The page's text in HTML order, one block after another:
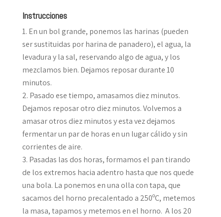
Instrucciones
En un bol grande, ponemos las harinas (pueden
ser sustituidas por harina de panadero), el agua, la
levadura y la sal, reservando algo de agua, y los
mezclamos bien. Dejamos reposar durante 10
minutos.
Pasado ese tiempo, amasamos diez minutos.
Dejamos reposar otro diez minutos. Volvemos a
amasar otros diez minutos y esta vez dejamos
fermentar un par de horas en un lugar cálido y sin
corrientes de aire.
Pasadas las dos horas, formamos el pan tirando
de los extremos hacia adentro hasta que nos quede
una bola. La ponemos en una olla con tapa, que
sacamos del horno precalentado a 250ºC, metemos
la masa, tapamos y metemos en el horno. A los 20